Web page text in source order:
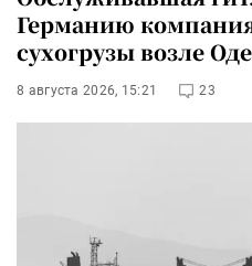
Германию
сухогрузы возле
8 августа 2026, 15:21 23